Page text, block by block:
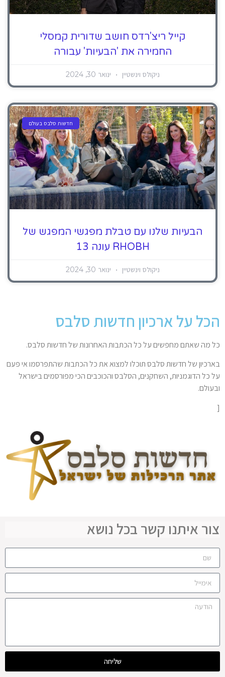
קייל ריצ'רדס חושב שדורית קמסלי
החמירה את 'הבעיות' עבורה
ניקולס וינשטיין ינואר 30, 2024
חדשות סלבס בעולם
הבעיות שלנו עם טבלת מפגשי המפגש של
RHOBH עונה 13
ניקולס וינשטיין ינואר 30, 2024
הכל על ארכיון חדשות סלבס
כל מה שאתם מחפשים על כל הכתבות האחרונות של חדשות סלבס.
בארכיון של חדשות סלבס תוכלו למצוא את כל הכתבות שהתפרסמו אי פעם
על כל הדוגמניות, השחקנים, הסלבס והכוכבים הכי מפורסמים בישראל
ובעולם.
[
צור איתנו קשר בכל נושא
שליחה